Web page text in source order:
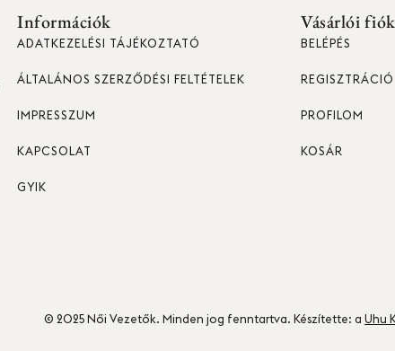
Információk
ADATKEZELÉSI TÁJÉKOZTATÓ
ÁLTALÁNOS SZERZŐDÉSI FELTÉTELEK
IMPRESSZUM
KAPCSOLAT
GYIK
Vásárlói fiók
BELÉPÉS
REGISZTRÁCIÓ
PROFILOM
KOSÁR
© 2025 Női Vezetők. Minden jog fenntartva. Készítette: a Uhu